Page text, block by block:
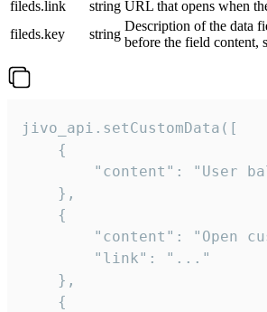
fileds.link string URL that opens when
fileds.key
string
Description of the data
before the field content,
jivo_api.setCustomData([
    {
"content": "User
    },
    {
"content": "Open
        "link": "..."
    },
    {